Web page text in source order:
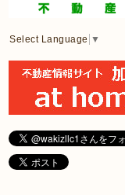
Select Language ▼